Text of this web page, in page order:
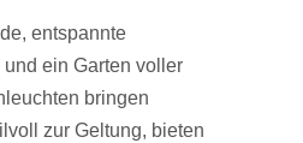
entspannte
ein Garten voller
bringen
zur Geltung, bieten